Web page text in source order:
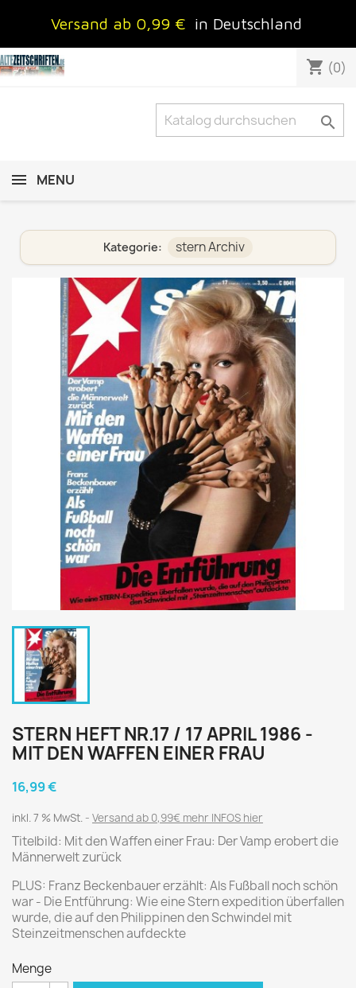
Versand ab 0,99 € in Deutschland
shopping_cart (0)

MENU
Kategorie: stern Archiv
STERN HEFT NR.17 / 17 APRIL 1986 -
MIT DEN WAFFEN EINER FRAU
16,99 €
inkl. 7 % MwSt. Versand ab 0,99€ mehr INFOS hier
Titelbild: Mit den Waffen einer Frau: Der Vamp erobert die
Männerwelt zurück
PLUS: Franz Beckenbauer erzählt: Als Fußball noch schön
war - Die Entführung: Wie eine Stern expedition überfallen
wurde, die auf den Philippinen den Schwindel mit
Steinzeitmenschen aufdeckte
Menge